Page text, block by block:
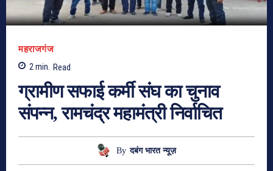
महराजगंज
2min. Read
ग्रामीण सफाई कर्मी संघ का चुनाव
संपन्न, रामचंद्र महामंत्री निर्वाचित
By दबंग भारत न्यूज़